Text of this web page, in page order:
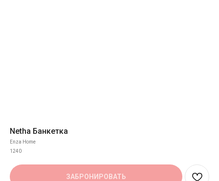
Netha Банкетка
Enza Home
1240
ЗАБРОНИРОВАТЬ